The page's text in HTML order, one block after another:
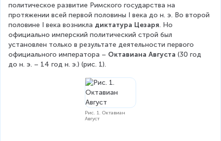
политическое развитие Римского государства на
протяжении всей первой половины I века до н. э. Во второй
половине I века возникла диктатура Цезаря. Но
официально имперский политический строй был
установлен только в результате деятельности первого
официального императора – Октавиана Августа (30 год
до н. э. – 14 год н. э.) (рис. 1).
Рис. 1. Октавиан
Август